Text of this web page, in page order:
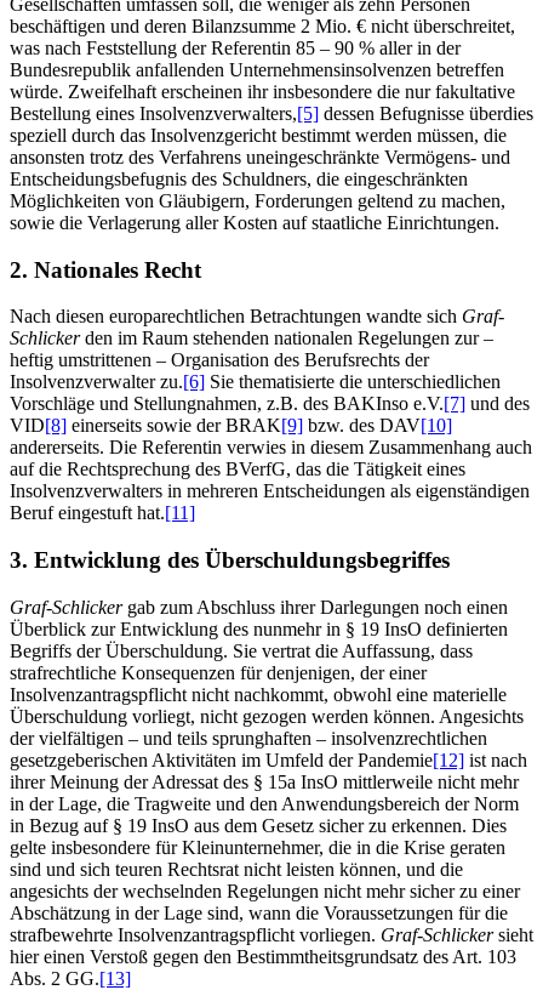
beschäftigen und deren Bilanzsumme 2 Mio. € nicht überschreitet,
was nach Feststellung der Referentin 85 – 90 % aller in der
Bundesrepublik anfallenden Unternehmensinsolvenzen betreffen
würde. Zweifelhaft erscheinen ihr insbesondere die nur fakultative
Bestellung eines Insolvenzverwalters,[5] dessen Befugnisse überdies
speziell durch das Insolvenzgericht bestimmt werden müssen, die
ansonsten trotz des Verfahrens uneingeschränkte Vermögens- und
Entscheidungsbefugnis des Schuldners, die eingeschränkten
Möglichkeiten von Gläubigern, Forderungen geltend zu machen,
sowie die Verlagerung aller Kosten auf staatliche Einrichtungen.
2. Nationales Recht
Nach diesen europarechtlichen Betrachtungen wandte sich Graf-
Schlickerden im Raum stehenden nationalen Regelungen zur –
heftig umstrittenen – Organisation des Berufsrechts der
Insolvenzverwalter zu.[6] Sie thematisierte die unterschiedlichen
Vorschläge und Stellungnahmen, z.B. des BAKInso e.V.[7] und des
VID[8] einerseits sowie der BRAK[9] bzw. des DAV[10]
andererseits. Die Referentin verwies in diesem Zusammenhang auch
auf die Rechtsprechung des BVerfG, das die Tätigkeit eines
Insolvenzverwalters in mehreren Entscheidungen als eigenständigen
Beruf eingestuft hat.[11]
3. Entwicklung des Überschuldungsbegriffes
Graf-Schlickergab zum Abschluss ihrer Darlegungen noch einen
Überblick zur Entwicklung des nunmehr in § 19 InsO definierten
Begriffs der Überschuldung. Sie vertrat die Auffassung, dass
strafrechtliche Konsequenzen für denjenigen, der einer
Insolvenzantragspflicht nicht nachkommt, obwohl eine materielle
Überschuldung vorliegt, nicht gezogen werden können. Angesichts
der vielfältigen – und teils sprunghaften – insolvenzrechtlichen
gesetzgeberischen Aktivitäten im Umfeld der Pandemie[12] ist nach
ihrer Meinung der Adressat des § 15a InsO mittlerweile nicht mehr
in der Lage, die Tragweite und den Anwendungsbereich der Norm
in Bezug auf § 19 InsO aus dem Gesetz sicher zu erkennen. Dies
gelte insbesondere für Kleinunternehmer, die in die Krise geraten
sind und sich teuren Rechtsrat nicht leisten können, und die
angesichts der wechselnden Regelungen nicht mehr sicher zu einer
Abschätzung in der Lage sind, wann die Voraussetzungen für die
strafbewehrte Insolvenzantragspflicht vorliegen. Graf-Schlickersieht
hier einen Verstoß gegen den Bestimmtheitsgrundsatz des Art. 103
Abs. 2 GG.[13]